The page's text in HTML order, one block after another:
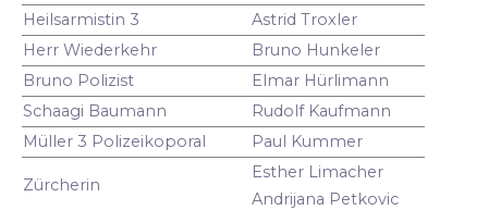
Heilsarmistin 3
Astrid Troxler
Herr Wiederkehr
Bruno Hunkeler
Bruno Polizist
Elmar Hürlimann
Schaagi Baumann
Rudolf Kaufmann
Müller 3 Polizeikoporal
Paul Kummer
Zürcherin
Esther Limacher
Andrijana Petkovic